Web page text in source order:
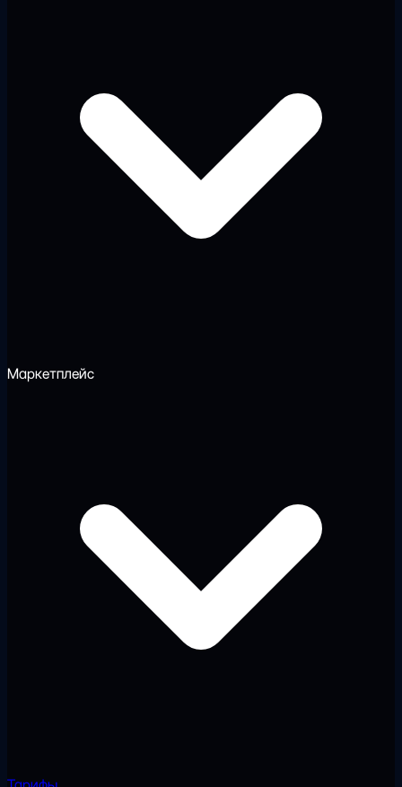
Маркетплейс